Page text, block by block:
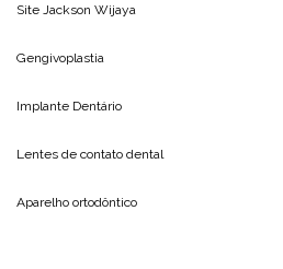
Site Jackson Wijaya
Gengivoplastia
Implante Dentário
Lentes de contato dental
Aparelho ortodôntico